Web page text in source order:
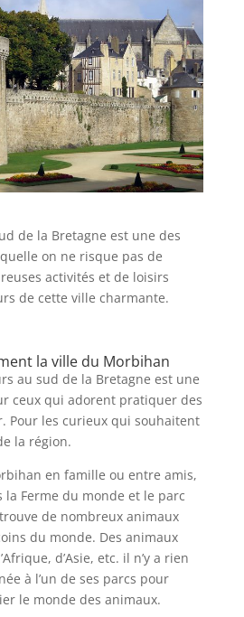
de la Bretagne est une des
on ne risque pas de
activités et de loisirs
de cette ville charmante.
la ville du Morbihan
au sud de la Bretagne est une
ceux qui adorent pratiquer des
Pour les curieux qui souhaitent
la région.
en famille ou entre amis,
Ferme du monde et le parc
de nombreux animaux
du monde. Des animaux
d’Asie, etc. il n’y a rien
à l’un de ses parcs pour
le monde des animaux.